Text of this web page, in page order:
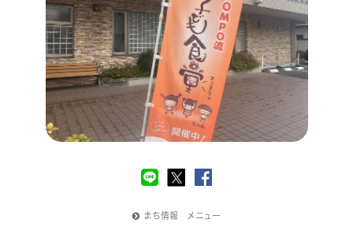
まち情報 メニュー